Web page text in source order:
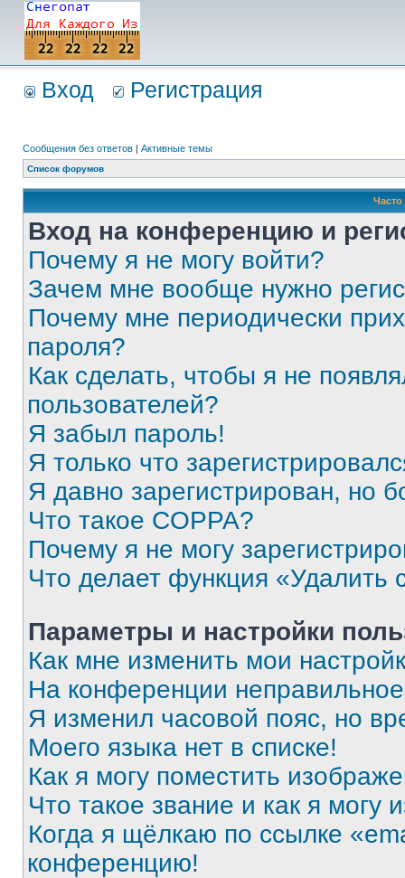
Вход Регистрация
Сообщения без ответов | Активные темы
Список форумов
Вход на конференцию и
Почему я не могу войти?
Зачем мне вообще нужно
Почему мне периодически
пароля?
Как сделать, чтобы я не
пользователей?
Я забыл пароль!
Я только что
Я давно зарегистрирован, но
Что такое COPPA?
Почему я не могу
Что делает функция «Удалить
Параметры и настройки
Как мне изменить мои
На конференции
Я изменил часовой пояс, но
Моего языка нет в списке!
Как я могу поместить
Что такое звание и как я могу
Когда я щёлкаю по ссылке
конференцию!